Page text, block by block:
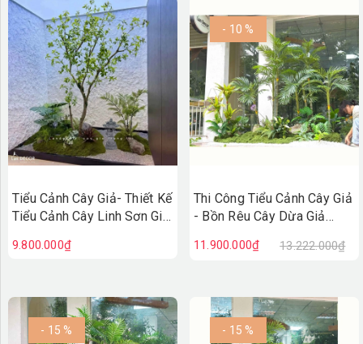
Tiểu Cảnh Cây Giả- Thiết Kế
Tiểu Cảnh Cây Linh Sơn Giả
Xanh - RC143
9.800.000₫
- 10 %
Thi Công Tiểu Cảnh Cây Giả
- Bồn Rêu Cây Dừa Giả
Cafe
11.900.000₫ 13.222.000₫
- 15 % - 15 %